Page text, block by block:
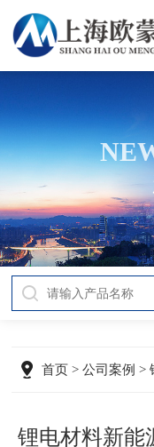
首页 >公司案例 >
锂电材料新能